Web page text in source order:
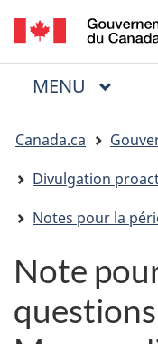
Menu
MENU
êtes
ici
Canada.ca
Divulgation
Notes pour la
Note